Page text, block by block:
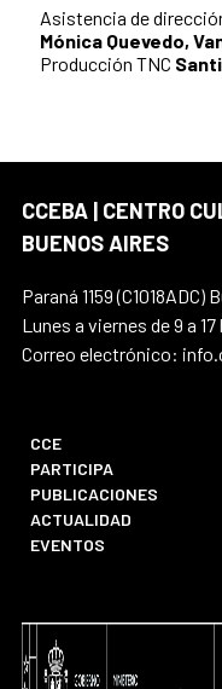
Asistencia de
Mónica Quevedo,
Producción TNC
CCEBA | CENTRO
BUENOS AIRES
Paraná 1159 (C1018ADC)
Lunes a viernes de 9 a 17
Correo electrónico:
CCE
PARTICIPA
PUBLICACIONES
ACTUALIDAD
EVENTOS